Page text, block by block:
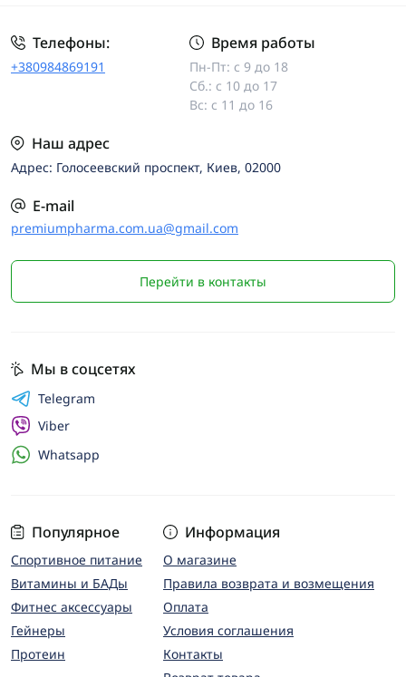
Телефоны:
+380984869191
Время работы
Пн-Пт: с 9 до 18
Сб.: с 10 до 17
Вс: с 11 до 16
Наш адрес
Адрес: Голосеевский проспект, Киев, 02000
E-mail
premiumpharma.com.ua@gmail.com
Перейти в контакты
Популярное
Спортивное питание
Витамины и БАДы
Фитнес аксессуары
Гейнеры
Протеин
Информация
О магазине
Правила возврата и возмещения
Оплата
Условия соглашения
Контакты
Мы в соцсетях
Telegram
Viber
Whatsapp